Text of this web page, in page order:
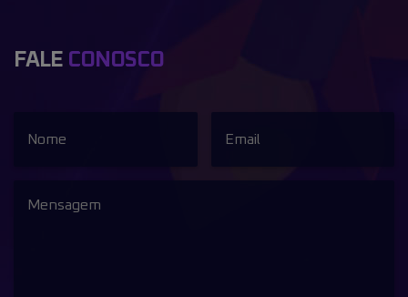
FALE CONOSCO